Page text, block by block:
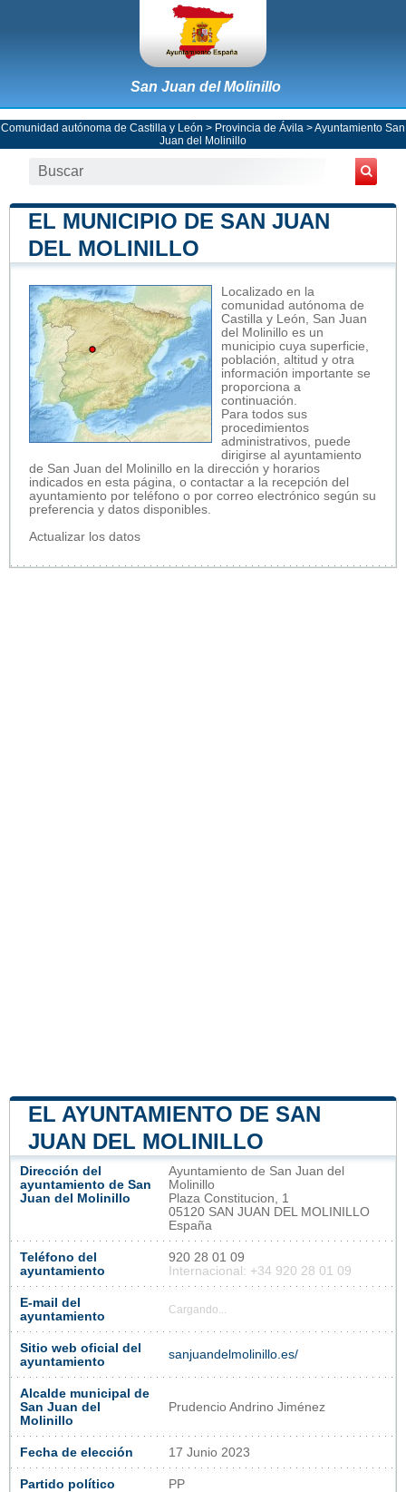
San Juan del Molinillo
Comunidad autónoma de Castilla y León > Provincia de Ávila >Ayuntamiento San
Juan del Molinillo
EL MUNICIPIO DE SAN JUAN
DEL MOLINILLO
Localizado en la
comunidad autónoma de
Castilla y León, San Juan
del Molinillo es un
municipio cuya superficie,
población, altitud y otra
información importante se
proporciona a
continuación.
Para todos sus
procedimientos
administrativos, puede
dirigirse al ayuntamiento
de San Juan del Molinillo en la dirección y horarios
indicados en esta página, o contactar a la recepción del
ayuntamiento por teléfono o por correo electrónico según su
preferencia y datos disponibles.
Actualizar los datos
EL AYUNTAMIENTO DE SAN
JUAN DEL MOLINILLO
Dirección del
ayuntamiento de San
Juan del Molinillo
Ayuntamiento de San Juan del
Molinillo
Plaza Constitucion, 1
05120 SAN JUAN DEL MOLINILLO
España
Teléfono del
ayuntamiento
920 28 01 09
Internacional: +34 920 28 01 09
E-mail del
ayuntamiento
Cargando...
Sitio web oficial del
ayuntamiento
sanjuandelmolinillo.es/
Alcalde municipal de
San Juan del
Molinillo
Prudencio Andrino Jiménez
Fecha de elección 17 Junio 2023
Partido político PP